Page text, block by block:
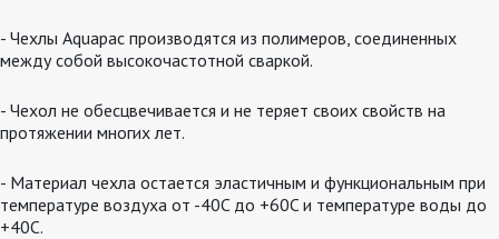
- Чехлы Aquapac производятся из полимеров, соединенных
между собой высокочастотной сваркой.
- Чехол не обесцвечивается и не теряет своих свойств на
протяжении многих лет.
- Материал чехла остается эластичным и функциональным при
температуре воздуха от -40C до +60C и температуре воды до
+40C.